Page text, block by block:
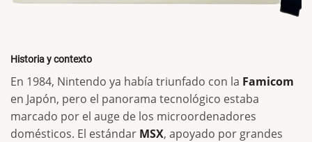
Historia y contexto
En 1984, Nintendo ya había triunfado con la Famicom
en Japón, pero el panorama tecnológico estaba
marcado por el auge de los microordenadores
domésticos. El estándar MSX, apoyado por grandes